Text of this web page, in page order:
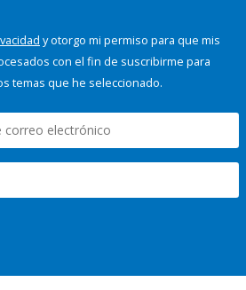
y otorgo mi permiso para que mis
con el fin de suscribirme para
temas que he seleccionado.